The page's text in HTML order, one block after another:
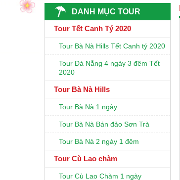
DANH MỤC TOUR
Tour Tết Canh Tý 2020
Tour Bà Nà Hills Tết Canh tý 2020
Tour Đà Nẵng 4 ngày 3 đêm Tết
2020
Tour Bà Nà Hills
Tour Bà Nà 1 ngày
Tour Bà Nà Bán đảo Sơn Trà
Tour Bà Nà 2 ngày 1 đêm
Tour Cù Lao chàm
Tour Cù Lao Chàm 1 ngày